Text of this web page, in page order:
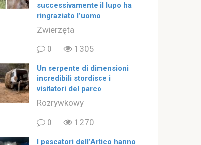
successivamente il lupo ha
ringraziato l’uomo
Zwierzęta
0
1305
Un serpente di dimensioni
incredibili stordisce i
visitatori del parco
Rozrywkowy
0
1270
I pescatori dell’Artico hanno